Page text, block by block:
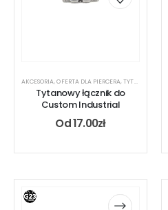
AKCESORIA,OFERTA DLA PIERCERA,TYTAN
Tytanowy łącznik do
Custom Industrial
Od17.00zł